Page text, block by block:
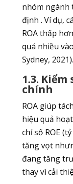
nhóm ngành
định . Ví dụ,
ROA thấp
quá nhiều
Sydney, 2021).
1.3.
chính
ROA giúp
hiệu quả
chỉ số ROE
tăng vọt
đang tăng
thay vì cải